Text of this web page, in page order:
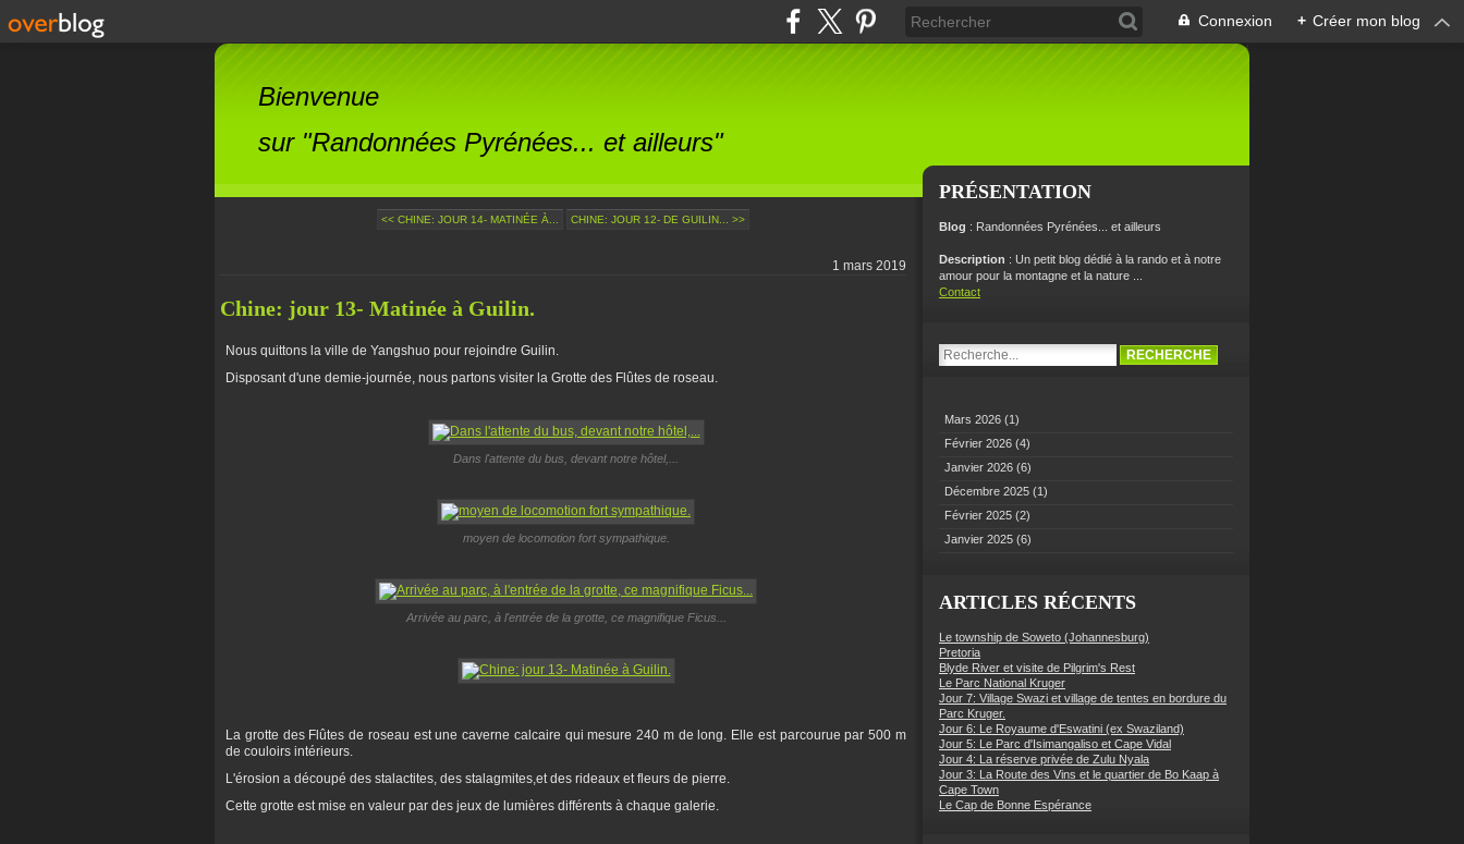
Connexion + Créer mon blog
Bienvenue
sur "Randonnées Pyrénées... et ailleurs"
<< CHINE: JOUR 14- MATINÉE À... CHINE: JOUR 12- DE GUILIN... >>
1 mars 2019
Chine: jour 13- Matinée à Guilin.
Nous quittons la ville de Yangshuo pour rejoindre Guilin.
Disposant d'une demie-journée, nous partons visiter la Grotte des Flûtes de roseau.
Dans l'attente du bus, devant notre hôtel,...
moyen de locomotion fort sympathique.
Arrivée au parc, à l'entrée de la grotte, ce magnifique Ficus...
La grotte des Flûtes de roseau est une caverne calcaire qui mesure 240 m de long. Elle est parcourue par 500 m
de couloirs intérieurs.
L'érosion a découpé des stalactites, des stalagmites,et des rideaux et fleurs de pierre.
Cette grotte est mise en valeur par des jeux de lumières différents à chaque galerie.
PRÉSENTATION
Blog : Randonnées Pyrénées... et ailleurs
Description : Un petit blog dédié à la rando et à notre
amour pour la montagne et la nature ...
Contact
Mars 2026 (1)
Février 2026 (4)
Janvier 2026 (6)
Décembre 2025 (1)
Février 2025 (2)
Janvier 2025 (6)
ARTICLES RÉCENTS
Le township de Soweto (Johannesburg)
Pretoria
Blyde River et visite de Pilgrim's Rest
Le Parc National Kruger
Jour 7: Village Swazi et village de tentes en bordure du
Parc Kruger.
Jour 6: Le Royaume d'Eswatini (ex Swaziland)
Jour 5: Le Parc d'Isimangaliso et Cape Vidal
Jour 4: La réserve privée de Zulu Nyala
Jour 3: La Route des Vins et le quartier de Bo Kaap à
Cape Town
Le Cap de Bonne Espérance